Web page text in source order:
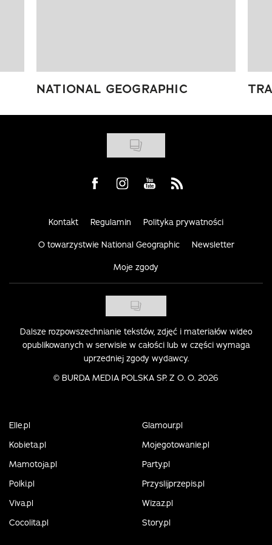
NATIONAL GEOGRAPHIC
Visit us on Facebook
Visit us on Instagram
Visit us on Youtube
Visit us on Rss
Kontakt Regulamin Polityka prywatności
O towarzystwie National Geographic Newsletter
Moje zgody
Dalsze rozpowszechnianie tekstów, zdjęć i materiałów wideo
opublikowanych w serwisie w całości lub w części wymaga
uprzedniej zgody wydawcy.
© BURDA MEDIA POLSKA SP. Z O. O. 2026
Elle.pl
Glamour.pl
Kobieta.pl
Mojegotowanie.pl
Mamotoja.pl
Party.pl
Polki.pl
Przyslijprzepis.pl
Viva.pl
Wizaz.pl
Cocolita.pl
Story.pl